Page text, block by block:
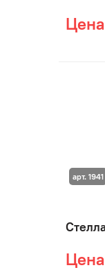
арт. 1941